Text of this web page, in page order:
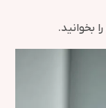
را بخوانید.